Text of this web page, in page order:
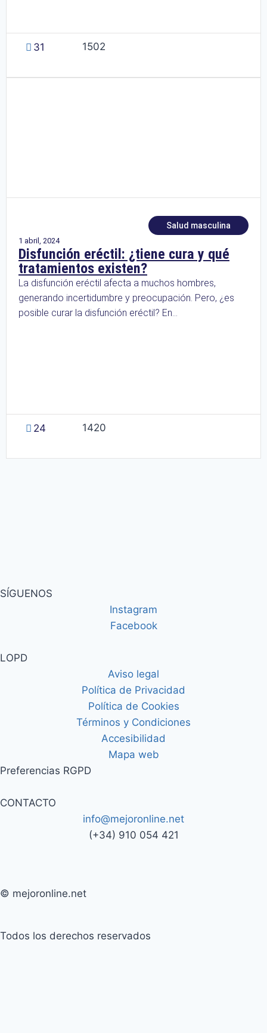
31 1502
Salud masculina
1 abril, 2024
Disfunción eréctil: ¿tiene cura y qué
tratamientos existen?
La disfunción eréctil afecta a muchos hombres,
generando incertidumbre y preocupación. Pero, ¿es
posible curar la disfunción eréctil? En...
24 1420
SÍGUENOS
Instagram
Facebook
LOPD
Aviso legal
Política de Privacidad
Política de Cookies
Términos y Condiciones
Accesibilidad
Mapa web
Preferencias RGPD
CONTACTO
info@mejoronline.net
(+34) 910 054 421
© mejoronline.net
Todos los derechos reservados